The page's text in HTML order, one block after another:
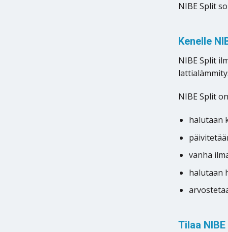
NIBE Split
Kenelle
NIBE Split
NIBE Split
halutaan
vanha
halutaan
Tilaa